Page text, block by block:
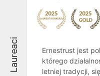
Laureaci
Ernestrust jest
którego
letniej tradycji,